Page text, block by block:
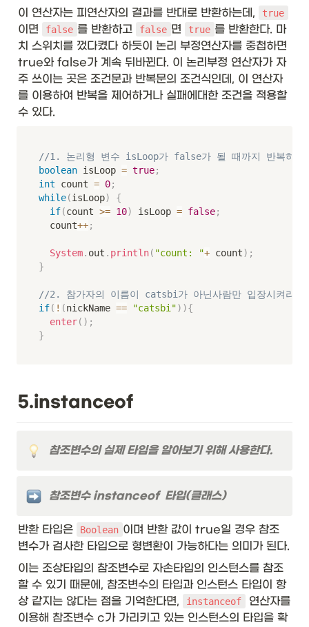
이 연산자는 피연산자의 결과를 반대로 반환하는데,
true
이면 false 를 반환하고 false 면 true 를 반환한다. 마
치 스위치를 껐다켰다 하듯이 논리 부정연산자를 중첩하면
true와 false가 계속 뒤바뀐다. 이 논리부정 연산자가 자
주 쓰이는 곳은 조건문과 반복문의 조건식인데, 이 연산자
를 이용하여 반복을 제어하거나 실패에대한 조건을 적용할
수 있다.
//1. 논리형 변수 isLoop가 false가 될 때까지 반복하라
boolean isLoop = true;
int count = 0;
while(isLoop)
{
if(count >= 10) isLoop = false;
	count
++;
System. out . println( "count: "+ count) ;
}
//2. 참가자의 이름이 catsbi가 아닌사람만 입장시켜라.
if( ! (nickName == "catsbi") ){
enter( ) ;
}
5.instanceof
참조변수의 실제 타입을 알아보기 위해 사용한다.
참조변수 instanceof  타입(클래스)
반환 타입은 Boolean 이며 반환 값이 true일 경우 참조
이는 조상타입의 참조변수로 자손타입의 인스턴스를 참조
할 수 있기 때문에, 참조변수의 타입과 인스턴스 타입이 항
상 같지는 않다는 점을 기억한다면,
instanceof
연산자를
이용해 참조변수 c가 가리키고 있는 인스턴스의 타입을 확